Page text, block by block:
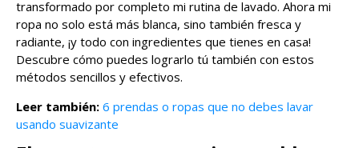
transformado por completo mi rutina de lavado. Ahora mi
ropa no solo está más blanca, sino también fresca y
radiante, ¡y todo con ingredientes que tienes en casa!
Descubre cómo puedes lograrlo tú también con estos
métodos sencillos y efectivos.
Leer también: 6 prendas o ropas que no debes lavar
usando suavizante